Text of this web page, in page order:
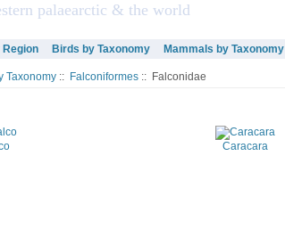
palaearctic & the world
Region Birds by Taxonomy Mammals by Taxonomy
Taxonomy :: Falconiformes :: Falconidae
Caracara